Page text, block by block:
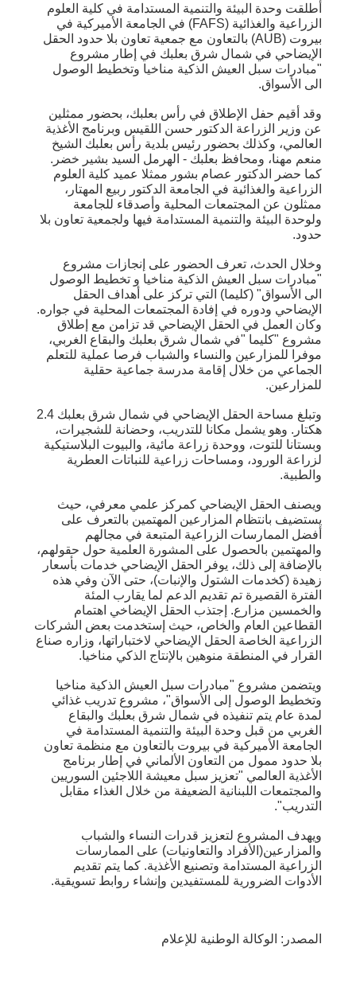
أطلقت وحدة البيئة والتنمية المستدامة في كلية العلوم
الزراعية والغذائية (FAFS) في الجامعة الأميركية في
بيروت (AUB) بالتعاون مع جمعية تعاون بلا حدود الحقل
الإيضاحي في شمال شرق بعلبك في إطار مشروع
"مبادرات سبل العيش الذكية مناخيا وتخطيط الوصول
الى الأسواق.
وقد أقيم حفل الإطلاق في رأس بعلبك، بحضور ممثلين
عن وزير الزراعة الدكتور حسن اللقيس وبرنامج الأغذية
العالمي، وكذلك بحضور رئيس بلدية رأس بعلبك الشيخ
منعم مهنا، ومحافظ بعلبك - الهرمل السيد بشير خضر.
كما حضر الدكتور عصام بشور ممثلا عميد كلية العلوم
الزراعية والغذائية في الجامعة الدكتور ربيع المهتار،
ممثلون عن المجتمعات المحلية وأصدقاء للجامعة
ولوحدة البيئة والتنمية المستدامة فيها ولجمعية تعاون بلا
حدود.
وخلال الحدث، تعرف الحضور على إنجازات مشروع
"مبادرات سبل العيش الذكية مناخيا و تخطيط الوصول
الى الأسواق" (كليما) التي تركز على أهداف الحقل
الإيضاحي ودوره في إفادة المجتمعات المحلية في جواره.
وكان العمل في الحقل الإيضاحي قد تزامن مع إطلاق
مشروع "كليما "في شمال شرق بعلبك والبقاع الغربي،
موفرا للمزارعين والنساء والشباب فرصا عملية للتعلم
الجماعي من خلال إقامة مدرسة جماعية حقلية
للمزارعين.
وتبلغ مساحة الحقل الإيضاحي في شمال شرق بعلبك 2.4
هكتار. وهو يشمل مكانا للتدريب، وحضانة للشجيرات،
وبستانا للتوت، ووحدة زراعة مائية، والبيوت البلاستيكية
لزراعة الورود، ومساحات زراعية للنباتات العطرية
والطبية.
ويصنف الحقل الإيضاحي كمركز علمي معرفي، حيث
يستضيف بانتظام المزارعين المهتمين بالتعرف على
أفضل الممارسات الزراعية المتبعة في مجالهم
والمهتمين بالحصول على المشورة العلمية حول حقولهم،
بالإضافة إلى ذلك، يوفر الحقل الإيضاحي خدمات بأسعار
زهيدة (كخدمات الشتول والإنبات)، حتى الآن وفي هذه
الفترة القصيرة تم تقديم الدعم لما يقارب المئة
والخمسين مزارع. إجتذب الحقل الإيضاخي اهتمام
القطاعين العام والخاص، حيث إستخدمت بعض الشركات
الزراعية الخاصة الحقل الإيضاحي لاختباراتها، وزاره صناع
القرار في المنطقة منوهين بالإنتاج الذكي مناخيا.
ويتضمن مشروع "مبادرات سبل العيش الذكية مناخيا
وتخطيط الوصول إلى الأسواق"، مشروع تدريب غذائي
لمدة عام يتم تنفيذه في شمال شرق بعلبك والبقاع
الغربي من قبل وحدة البيئة والتنمية المستدامة في
الجامعة الأميركية في بيروت بالتعاون مع منظمة تعاون
بلا حدود ممول من التعاون الألماني في إطار برنامج
الأغذية العالمي "تعزيز سبل معيشة اللاجئين السوريين
والمجتمعات اللبنانية الضعيفة من خلال الغذاء مقابل
التدريب".
ويهدف المشروع لتعزيز قدرات النساء والشباب
والمزارعين(الأفراد والتعاونيات) على الممارسات
الزراعية المستدامة وتصنيع الأغذية. كما يتم تقديم
الأدوات الضرورية للمستفيدين وإنشاء روابط تسويقية.
المصدر: الوكالة الوطنية للإعلام